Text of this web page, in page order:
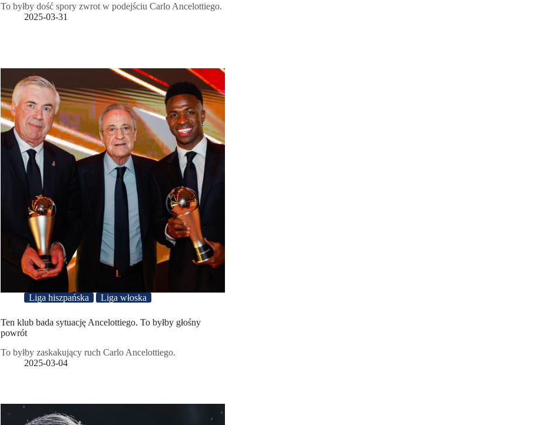
To byłby dość spory zwrot w podejściu Carlo Ancelottiego.
2025-03-31
Liga hiszpańska Liga włoska
Ten klub bada sytuację Ancelottiego. To byłby głośny
powrót
To byłby zaskakujący ruch Carlo Ancelottiego.
2025-03-04